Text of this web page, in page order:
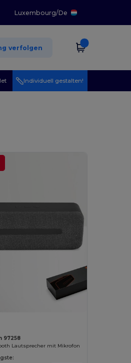
Luxembourg/De
verfolgen
Individuell gestalten!
97258
Lautsprecher mit Mikrofon